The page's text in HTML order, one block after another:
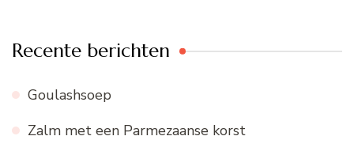
Recente berichten
Goulashsoep
Zalm met een Parmezaanse korst